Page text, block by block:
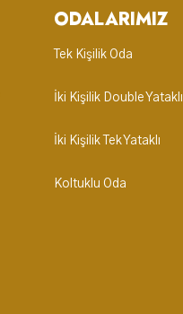
ODALARIMIZ
Tek Kişilik Oda
İki Kişilik Double Yataklı
İki Kişilik Tek Yataklı
Koltuklu Oda